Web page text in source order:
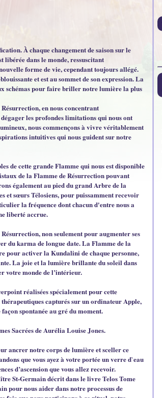
À chaque changement de saison sur le
dans le monde, ressuscitant
forme de vie, cependant toujours allégé.
et est au sommet de son expression. La
schémas pour faire briller notre lumière la plus
en nous concentrant
les profondes limitations qui nous ont
nous commençons à vivre véritablement
intuitives qui nous guident sur notre
de cette grande Flamme qui nous est disponible
de la Flamme de Résurrection pouvant
également au pied du grand Arbre de la
et sœurs Télosiens, pour puissamment recevoir
la fréquence dont chacun d'entre nous a
liberté accrue.
non seulement pour augmenter ses
du karma de longue date. La Flamme de la
pour activer la Kundalini de chaque personne,
La joie et la lumière brillante du soleil dans
votre monde de l’intérieur.
réalisées spécialement pour cette
thérapeutiques capturés sur un ordinateur Apple,
spontanée au gré du moment.
Sacrées de Aurélia Louise Jones.
ancrer notre corps de lumière et sceller ce
que vous ayez à votre portée un verre d`eau
d’ascension que vous allez recevoir.
St-Germain décrit dans le livre Telos Tome
pour nous aider dans notre processus de